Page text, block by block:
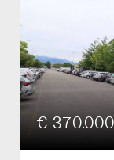
€ 370.000